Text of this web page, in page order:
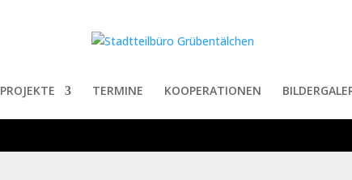
PROJEKTE TERMINE KOOPERATIONEN